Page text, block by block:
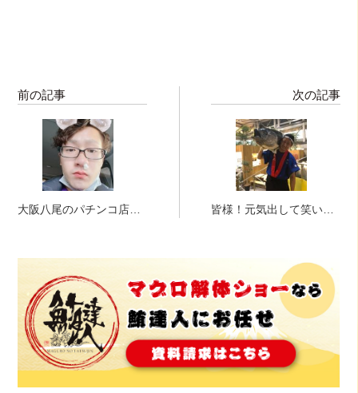
前の記事
大阪八尾のパチンコ店に
次の記事
皆様！元気出して笑いま